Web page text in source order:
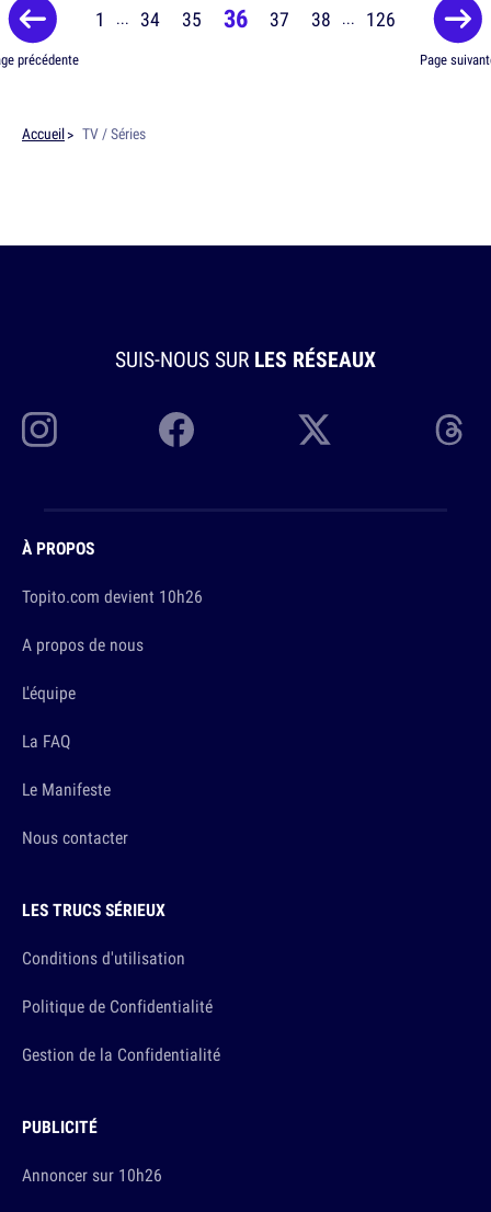
précédente
1 ... 34 35 36 37 38 ... 126
Page
Accueil TV / Séries
SUIS-NOUS SUR LES RÉSEAUX
À PROPOS
Topito.com devient 10h26
A propos de nous
L'équipe
La FAQ
Le Manifeste
Nous contacter
LES TRUCS SÉRIEUX
Conditions d'utilisation
Politique de Confidentialité
Gestion de la Confidentialité
PUBLICITÉ
Annoncer sur 10h26